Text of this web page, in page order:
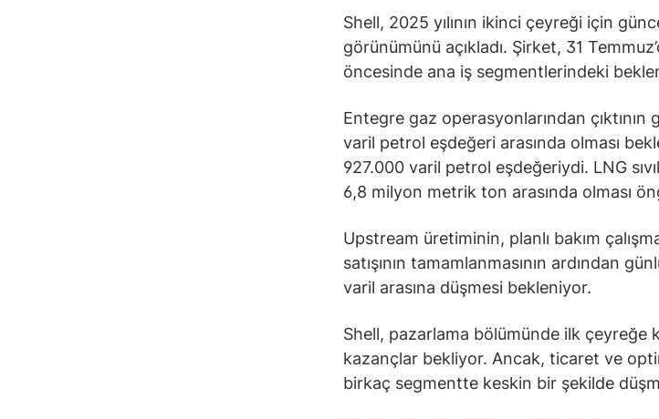
Shell, 2025 yılının ikinci çeyreği için
görünümünü açıkladı. Şirket, 31
öncesinde ana iş segmentlerindeki
Entegre gaz operasyonlarından
varil petrol eşdeğeri arasında olması
927.000 varil petrol eşdeğeriydi. LNG
6,8 milyon metrik ton arasında olması
Upstream üretiminin, planlı bakım
satışının tamamlanmasının ardından
varil arasına düşmesi bekleniyor.
Shell, pazarlama bölümünde ilk çeyreğe
kazançlar bekliyor. Ancak, ticaret ve
birkaç segmentte keskin bir şekilde